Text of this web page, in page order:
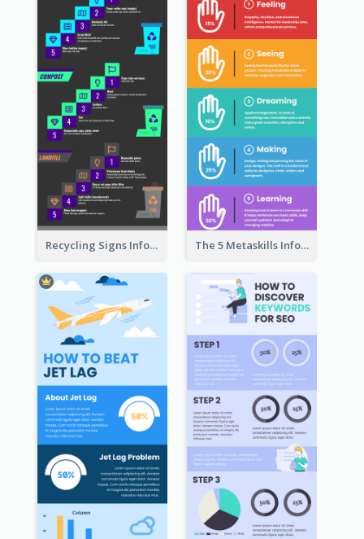
Recycling Signs Infographic The 5 Metaskills Infographic